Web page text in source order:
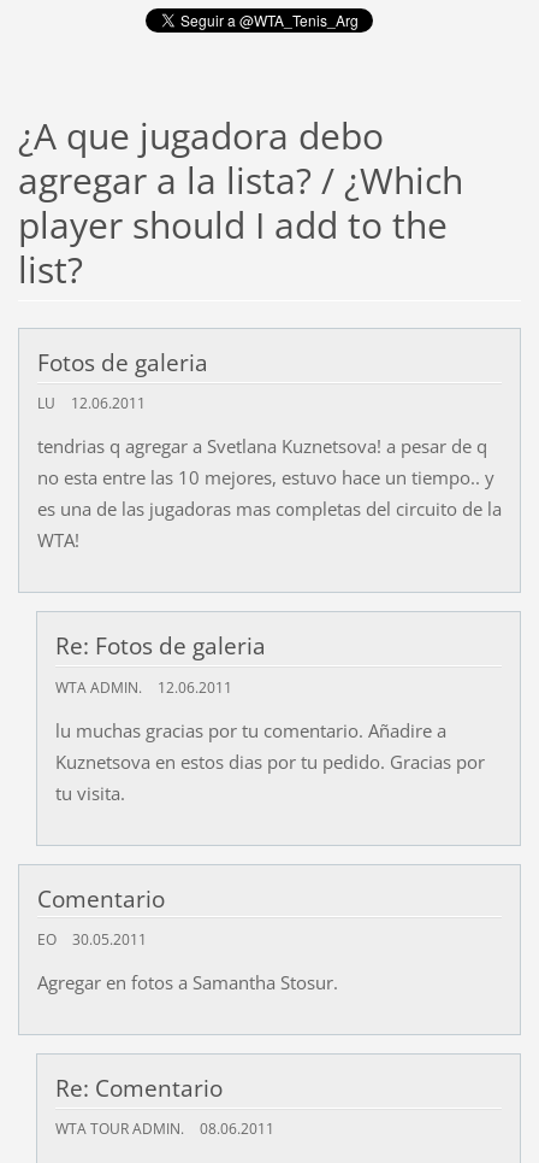
¿A que jugadora debo
agregar a la lista? / ¿Which
player should I add to the
list?
Fotos de galeria
LU 12.06.2011
tendrias q agregar a Svetlana Kuznetsova! a pesar de q
no esta entre las 10 mejores, estuvo hace un tiempo.. y
es una de las jugadoras mas completas del circuito de la
WTA!
Re: Fotos de galeria
WTA ADMIN. 12.06.2011
lu muchas gracias por tu comentario. Añadire a
Kuznetsova en estos dias por tu pedido. Gracias por
tu visita.
Comentario
EO 30.05.2011
Agregar en fotos a Samantha Stosur.
Re: Comentario
WTA TOUR ADMIN. 08.06.2011